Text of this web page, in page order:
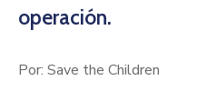
operación.
Por: Save the Children